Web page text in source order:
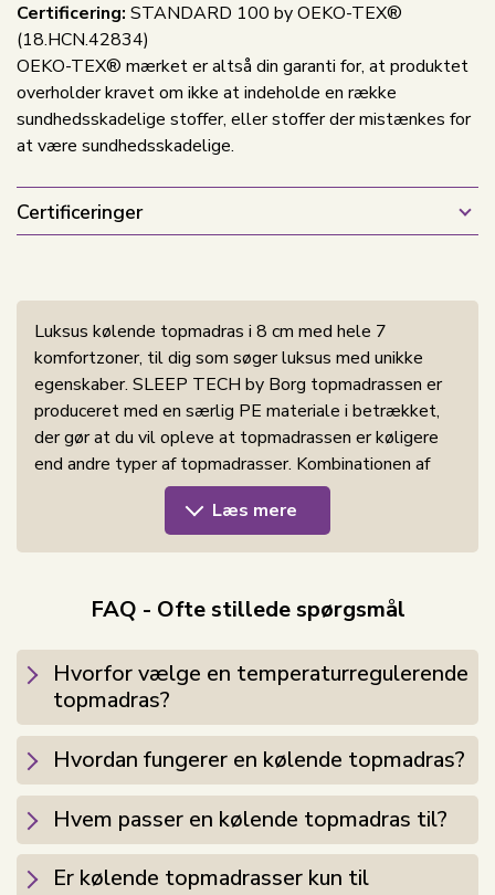
Certificering: STANDARD 100 by OEKO-TEX®
(18.HCN.42834)
OEKO-TEX® mærket er altså din garanti for, at produktet
overholder kravet om ikke at indeholde en række
sundhedsskadelige stoffer, eller stoffer der mistænkes for
at være sundhedsskadelige.
Certificeringer
Luksus kølende topmadras i 8 cm med hele 7
komfortzoner, til dig som søger luksus med unikke
egenskaber. SLEEP TECH by Borg topmadrassen er
produceret med en særlig PE materiale i betrækket,
der gør at du vil opleve at topmadrassen er køligere
end andre typer af topmadrasser. Kombinationen af
det kølende PE betræk og memoryskummen giver en
helt unik topmadras, med optimal mulighed for en god
krop, samt virker kølende så snart du rører ved
topmadrassen.
SLEEP TECH topmadrassens egenskaber:
Kølende betræk, du kan mærke med det samme
Fordeler din kropsvægt, og reducerer de
trykpunkter, der kan føre til en urolig søvn
Antibakterielt betræk
Topmadrassen er produceret i memoryskum som er
designet til at være særligt trykaflastende, så du
Læs mere
FAQ - Ofte stillede spørgsmål
Hvorfor vælge en temperaturregulerende
topmadras?
Hvordan fungerer en kølende topmadras?
Hvem passer en kølende topmadras til?
Er kølende topmadrasser kun til